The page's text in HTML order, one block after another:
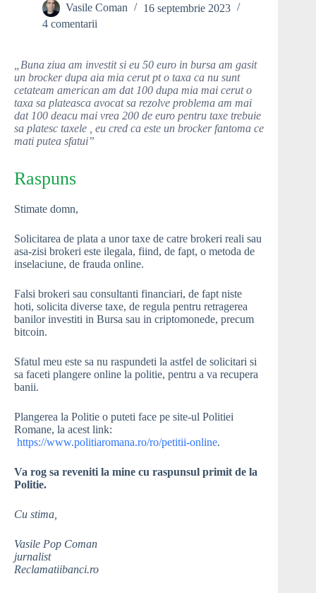
Vasile Coman
16 septembrie 2023
4 comentarii
„Buna ziua am investit si eu 50 euro in bursa am gasit
un brocker dupa aia mia cerut pt o taxa ca nu sunt
cetateam american am dat 100 dupa mia mai cerut o
taxa sa plateasca avocat sa rezolve problema am mai
dat 100 deacu mai vrea 200 de euro pentru taxe trebuie
sa platesc taxele , eu cred ca este un brocker fantoma ce
mati putea sfatui”
Raspuns
Stimate domn,
Solicitarea de plata a unor taxe de catre brokeri reali sau
asa-zisi brokeri este ilegala, fiind, de fapt, o metoda de
inselaciune, de frauda online.
Falsi brokeri sau consultanti financiari, de fapt niste
hoti, solicita diverse taxe, de regula pentru retragerea
banilor investiti in Bursa sau in criptomonede, precum
bitcoin.
Sfatul meu este sa nu raspundeti la astfel de solicitari si
sa faceti plangere online la politie, pentru a va recupera
banii.
Plangerea la Politie o puteti face pe site-ul Politiei
Romane, la acest link:
https://www.politiaromana.ro/ro/petitii-online.
Va rog sa reveniti la mine cu raspunsul primit de la
Politie.
Cu stima,
Vasile Pop Coman
jurnalist
Reclamatiibanci.ro